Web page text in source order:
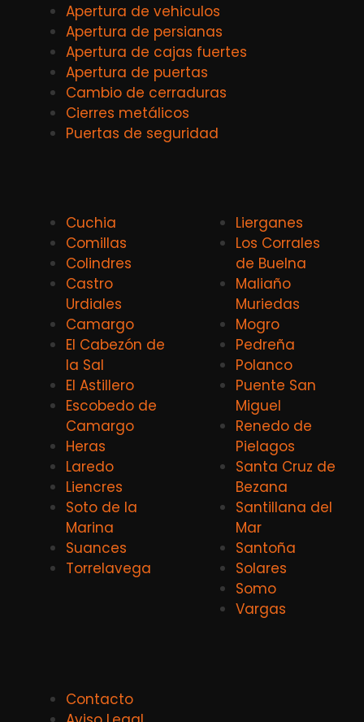
Apertura de vehiculos
Apertura de persianas
Apertura de cajas fuertes
Apertura de puertas
Cambio de cerraduras
Cierres metálicos
Puertas de seguridad
Cuchia
Comillas
Colindres
Castro
Urdiales
Camargo
El Cabezón de
la Sal
El Astillero
Escobedo de
Camargo
Heras
Laredo
Liencres
Soto de la
Marina
Suances
Torrelavega
Lierganes
Los Corrales
de Buelna
Maliaño
Muriedas
Mogro
Pedreña
Polanco
Puente San
Miguel
Renedo de
Pielagos
Santa Cruz de
Bezana
Santillana del
Mar
Santoña
Solares
Somo
Vargas
Contacto